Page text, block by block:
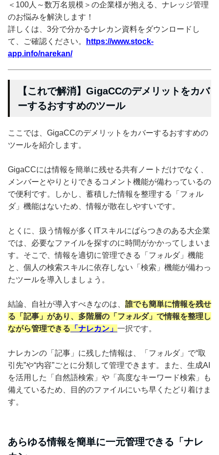
＜100人～数万名規模＞の企業様が抱える、ナレッジ管理
のお悩みを解決します！
詳しくは、3分で分かるナレカン資料をダウンロードし
て、ご確認ください。
https://www.stock-
app.info/narekan/
【これで解消】GigaCCのデメリットをカバ
ーするおすすめのツール
ここでは、GigaCCのデメリットをカバーするおすすめの
ツールを紹介します。
GigaCCには情報を簡単に残せる共有ノートだけでなく、
メンバーとやりとりできるコメント機能が備わっているの
で便利です。しかし、蓄積した情報を整理する「フォル
ダ」機能はないため、情報が散在しやすいです。
とくに、扱う情報が多くITスキルにばらつきのある大企業
では、必要なファイルを探すのに時間がかかってしまいま
す。そこで、情報を適切に管理できる「フォルダ」機能
と、個人の検索スキルに依存しない「検索」機能が備わっ
たツールを導入しましょう。
結論、自社が導入すべきなのは、 誰でも簡単に情報を残せ
る「記事」があり、多階層の「フォルダ」で情報を整理し
ながら管理できる 「ナレカン」 一択です。
ナレカンの「記事」に残した情報は、「フォルダ」で“取
引先”や“内容”ごとに分類して管理できます。また、生成AI
を活用した「自然語検索」や「高度なキーワード検索」も
備えているため、目的のファイルにいち早くたどり着けま
す。
あらゆる情報を簡単に一元管理できる「ナレ